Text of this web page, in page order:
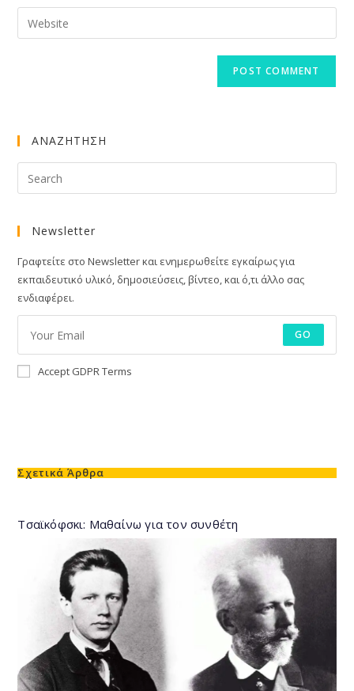
to
comment
email
address
Enter
your
ΑΝΑΖΗΤΗΣΗ
Newsletter
Γραφτείτε στο Newsletter και ενημερωθείτε εγκαίρως για
εκπαιδευτικό υλικό, δημοσιεύσεις, βίντεο, και ό,τι άλλο σας
ενδιαφέρει.
GO
Accept GDPR Terms
Σχετικά Άρθρα
Τσαϊκόφσκι: Μαθαίνω για τον συνθέτη